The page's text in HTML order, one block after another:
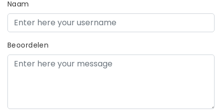
Naam
Beoordelen